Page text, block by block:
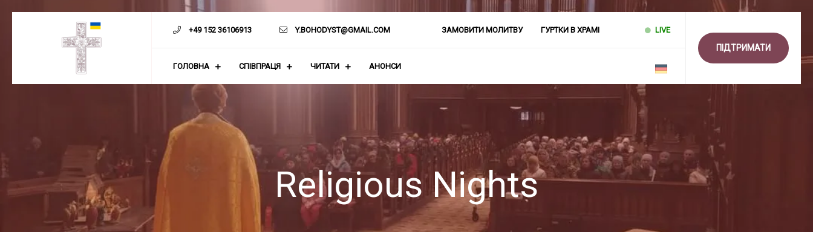
+49 152 36106913 Y.BOHODYST@GMAIL.COM ЗАМОВИТИ МОЛИТВУ ГУРТКИ В ХРАМІ LIVE
ГОЛОВНА СПІВПРАЦЯ ЧИТАТИ АНОНСИ
ПІДТРИМАТИ
Religious Nights